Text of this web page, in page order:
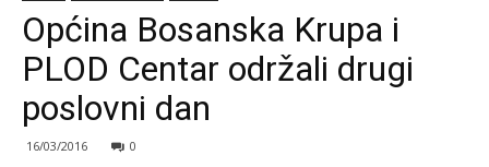
Općina Bosanska Krupa i
PLOD Centar održali drugi
poslovni dan
16/03/2016 0